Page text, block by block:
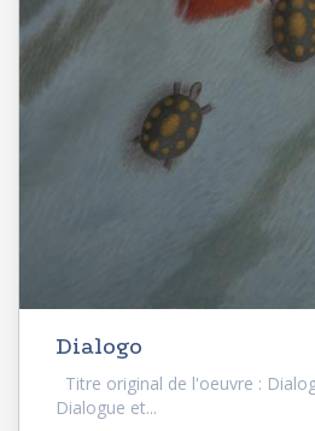
Dialogo
Titre original de l'oeuvre :
Dialogue et...